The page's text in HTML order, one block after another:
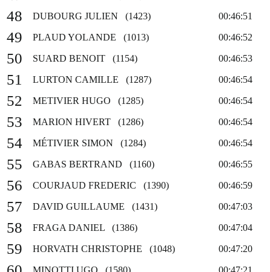
48 DUBOURG JULIEN (1423) 00:46:51
49 PLAUD YOLANDE (1013) 00:46:52
50 SUARD BENOIT (1154) 00:46:53
51 LURTON CAMILLE (1287) 00:46:54
52 METIVIER HUGO (1285) 00:46:54
53 MARION HIVERT (1286) 00:46:54
54 MÉTIVIER SIMON (1284) 00:46:54
55 GABAS BERTRAND (1160) 00:46:55
56 COURJAUD FREDERIC (1390) 00:46:59
57 DAVID GUILLAUME (1431) 00:47:03
58 FRAGA DANIEL (1386) 00:47:04
59 HORVATH CHRISTOPHE (1048) 00:47:20
MINOTTI UGO (1580) 00:47:21